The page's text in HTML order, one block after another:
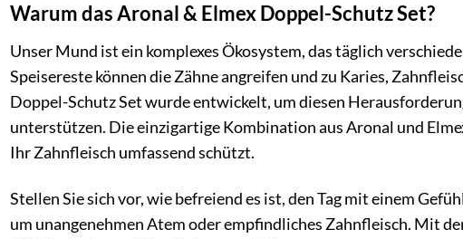
Warum das Aronal & Elmex Doppel-Schutz Set?
Unser Mund ist ein komplexes Ökosystem, das täglich
Speisereste können die Zähne angreifen und zu Karies,
Doppel-Schutz Set wurde entwickelt, um diesen
unterstützen. Die einzigartige Kombination aus Aronal und
Ihr Zahnfleisch umfassend schützt.
Stellen Sie sich vor, wie befreiend es ist, den Tag mit einem
um unangenehmen Atem oder empfindliches Zahnfleisch. Mit